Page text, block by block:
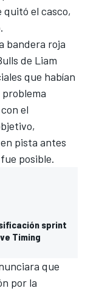
quitó el casco,
bandera roja
de Liam
que habían
el
pista antes
posible.
sprint
Timing
que
por la